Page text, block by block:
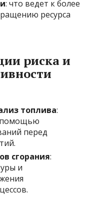
: что ведет к более
ресурса
риска и
топлива:
помощью
перед
сгорания:
и